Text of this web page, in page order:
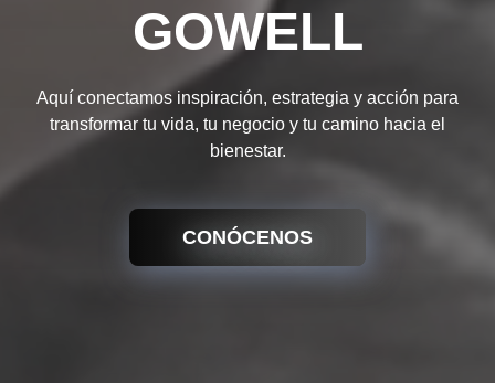
GOWELL
Aquí conectamos inspiración, estrategia y acción para
transformar tu vida, tu negocio y tu camino hacia el
bienestar.
CONÓCENOS